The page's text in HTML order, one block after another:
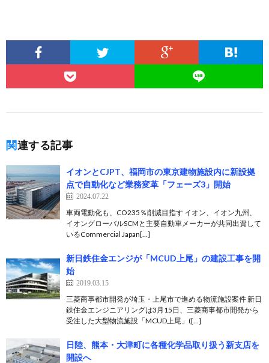
関連する記事
イオンとCJPT、福岡市の東京建物施設内に新設拠
点で自動化など業務変革「フェーズ3」開始
2024.07.22
車両電動化も、CO235％削減目指す イオン、イオン九州、
イオングローバルSCMと主要自動車メーカーが共同出資して
いるCommercial Japan[…]
新日鉄住金エンジが「MCUD上尾」の建設工事を開
始
2019.03.15
三菱商事都市開発が埼玉・上尾市で進める物流施設案件 新日
鉄住金エンジニアリングは3月15日、三菱商事都市開発から
受注した大型物流施設「MCUD上尾」([…]
日陸、熊本・大津町に各種化学品取り扱う新支店を
開設へ